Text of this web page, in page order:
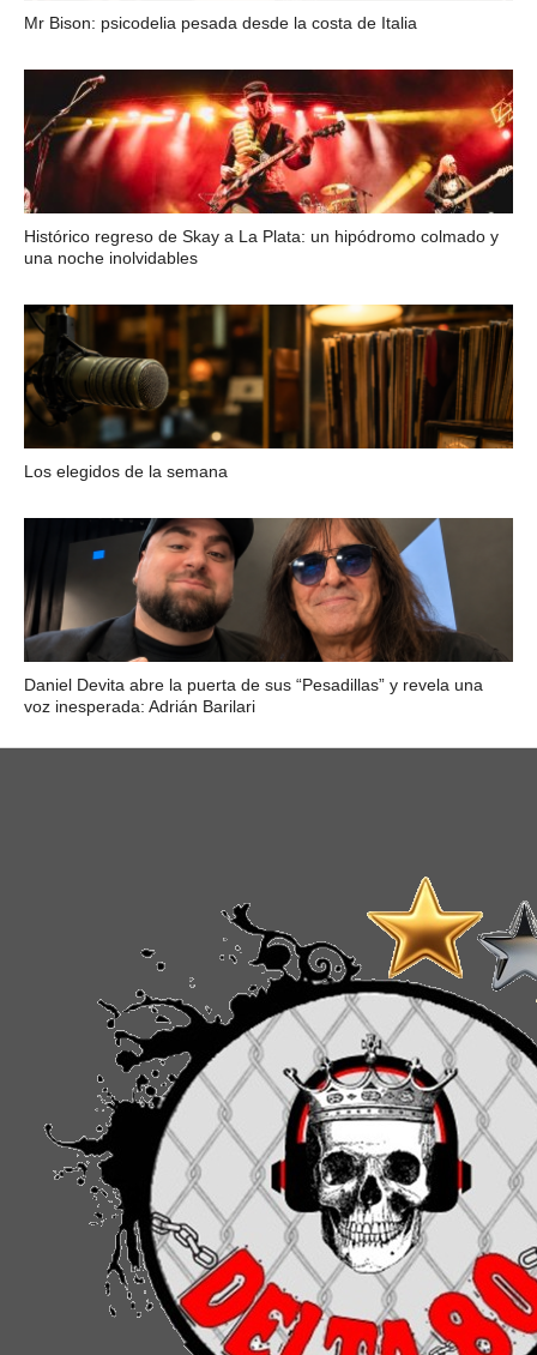
Mr Bison: psicodelia pesada desde la costa de Italia
Histórico regreso de Skay a La Plata: un hipódromo colmado y
una noche inolvidables
Los elegidos de la semana
Daniel Devita abre la puerta de sus “Pesadillas” y revela una
voz inesperada: Adrián Barilari